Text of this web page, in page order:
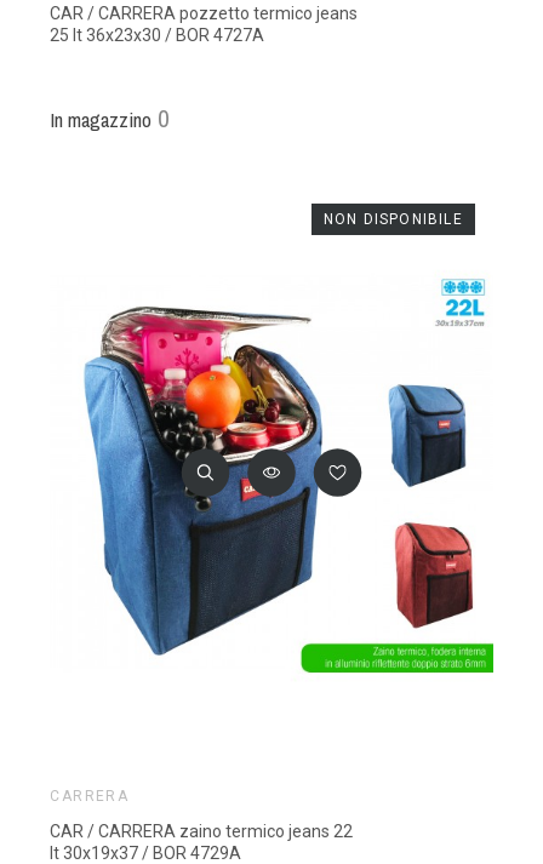
CAR / CARRERA pozzetto termico jeans
25 lt 36x23x30 / BOR 4727A
In magazzino 0
CARRERA
CAR / CARRERA zaino termico jeans 22
lt 30x19x37 / BOR 4729A
NON DISPONIBILE